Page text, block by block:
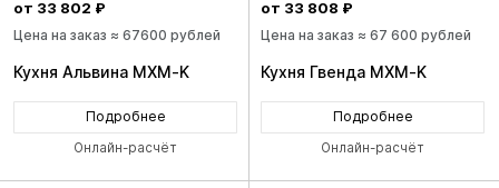
от 33 802 ₽
Цена на заказ ≈ 67600 рублей
Кухня Альвина MXM-K
Подробнее
Онлайн-расчёт
от 33 808 ₽
Цена на заказ ≈ 67 600 рублей
Кухня Гвенда MXM-K
Подробнее
Онлайн-расчёт